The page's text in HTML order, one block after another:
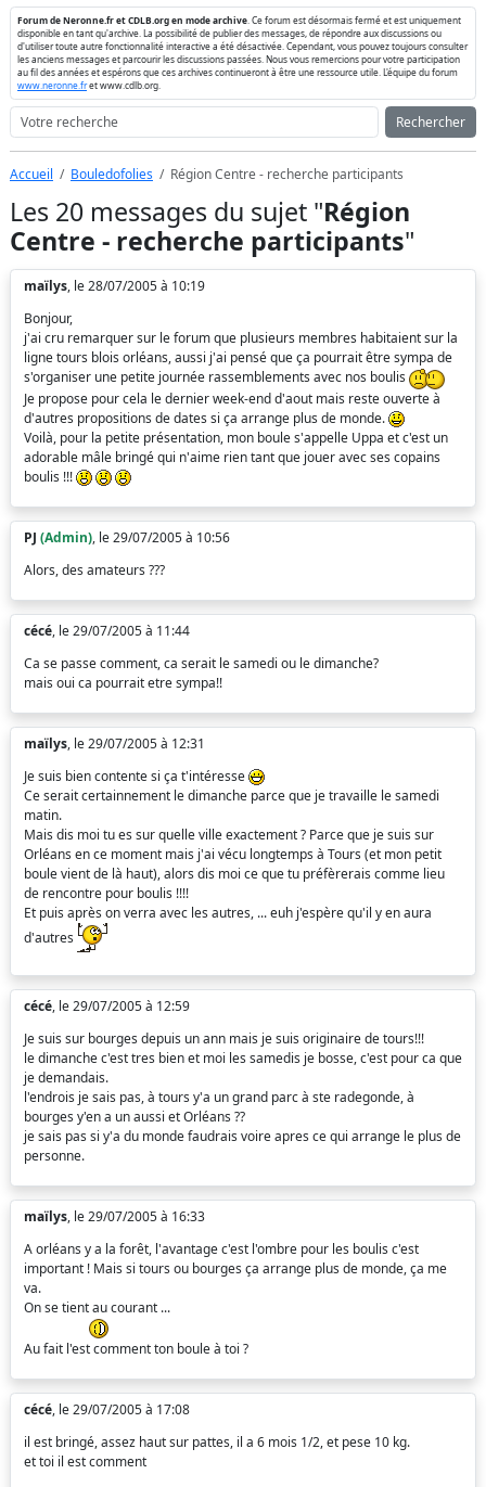
Forum de Neronne.fr et CDLB.org en mode archive . Ce forum est désormais fermé et est uniquement
disponible en tant qu'archive. La possibilité de publier des messages, de répondre aux discussions ou
d'utiliser toute autre fonctionnalité interactive a été désactivée. Cependant, vous pouvez toujours consulter
les anciens messages et parcourir les discussions passées. Nous vous remercions pour votre participation
au fil des années et espérons que ces archives continueront à être une ressource utile. L'équipe du forum
www.neronne.fret www.cdlb.org.
Rechercher
Accueil Bouledofolies Région Centre - recherche participants
Les 20 messages du sujet "Région
Centre - recherche participants"
maïlys, le 28/07/2005 à 10:19
Bonjour,
j'ai cru remarquer sur le forum que plusieurs membres habitaient sur la
ligne tours blois orléans, aussi j'ai pensé que ça pourrait être sympa de
s'organiser une petite journée rassemblements avec nos boulis
Je propose pour cela le dernier week-end d'aout mais reste ouverte à
d'autres propositions de dates si ça arrange plus de monde.
Voilà, pour la petite présentation, mon boule s'appelle Uppa et c'est un
adorable mâle bringé qui n'aime rien tant que jouer avec ses copains
boulis !!!
PJ (Admin), le 29/07/2005 à 10:56
Alors, des amateurs ???
cécé, le 29/07/2005 à 11:44
Ca se passe comment, ca serait le samedi ou le dimanche?
mais oui ca pourrait etre sympa!!
maïlys, le 29/07/2005 à 12:31
Je suis bien contente si ça t'intéresse
Ce serait certainnement le dimanche parce que je travaille le samedi
matin.
Mais dis moi tu es sur quelle ville exactement ? Parce que je suis sur
Orléans en ce moment mais j'ai vécu longtemps à Tours (et mon petit
boule vient de là haut), alors dis moi ce que tu préfèrerais comme lieu
de rencontre pour boulis !!!!
Et puis après on verra avec les autres, ... euh j'espère qu'il y en aura
d'autres
cécé, le 29/07/2005 à 12:59
Je suis sur bourges depuis un ann mais je suis originaire de tours!!!
le dimanche c'est tres bien et moi les samedis je bosse, c'est pour ca que
je demandais.
l'endrois je sais pas, à tours y'a un grand parc à ste radegonde, à
bourges y'en a un aussi et Orléans ??
je sais pas si y'a du monde faudrais voire apres ce qui arrange le plus de
personne.
maïlys, le 29/07/2005 à 16:33
A orléans y a la forêt, l'avantage c'est l'ombre pour les boulis c'est
important ! Mais si tours ou bourges ça arrange plus de monde, ça me
va.
On se tient au courant ...
Au fait l'est comment ton boule à toi ?
cécé, le 29/07/2005 à 17:08
il est bringé, assez haut sur pattes, il a 6 mois 1/2, et pese 10 kg.
et toi il est comment